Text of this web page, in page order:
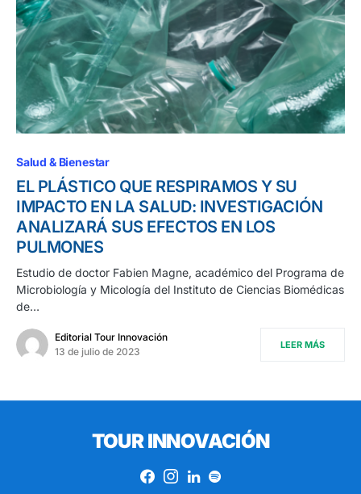
Salud & Bienestar
EL PLÁSTICO QUE RESPIRAMOS Y SU
IMPACTO EN LA SALUD: INVESTIGACIÓN
ANALIZARÁ SUS EFECTOS EN LOS
PULMONES
Estudio de doctor Fabien Magne, académico del Programa de
Microbiología y Micología del Instituto de Ciencias Biomédicas
de…
Editorial Tour Innovación
13 de julio de 2023
LEER MÁS
TOUR INNOVACIÓN